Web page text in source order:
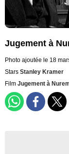
Jugement à
Photo ajoutée le 18
Stars Stanley Kramer
Film Jugement à